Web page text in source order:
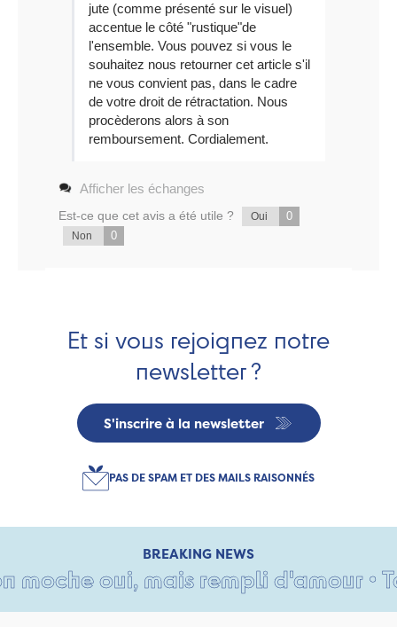
jute (comme présenté sur le visuel)
accentue le côté "rustique"de
l'ensemble. Vous pouvez si vous le
souhaitez nous retourner cet article s'il
ne vous convient pas, dans le cadre
de votre droit de rétractation. Nous
procèderons alors à son
remboursement. Cordialement.
Afficher les échanges
Est-ce que cet avis a été utile ? Oui 0
Non 0
Et si vous rejoignez notre
newsletter ?
S'inscrire à la newsletter
PAS DE SPAM ET DES MAILS RAISONNÉS
BREAKING NEWS
oui, mais rempli d'amour •